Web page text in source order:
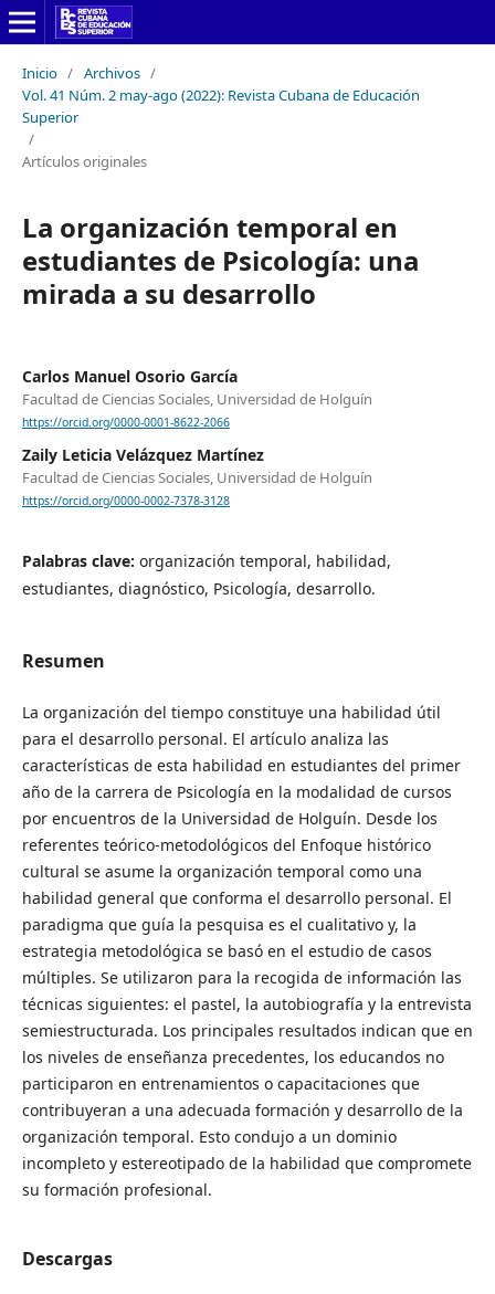
Inicio / Archivos /
Vol. 41 Núm. 2 may-ago (2022): Revista Cubana de Educación
Superior
/
Artículos originales
La organización temporal en
estudiantes de Psicología: una
mirada a su desarrollo
Carlos Manuel Osorio García
Facultad de Ciencias Sociales, Universidad de Holguín
https://orcid.org/0000-0001-8622-2066
Zaily Leticia Velázquez Martínez
Facultad de Ciencias Sociales, Universidad de Holguín
https://orcid.org/0000-0002-7378-3128
Palabras clave: organización temporal, habilidad,
estudiantes, diagnóstico, Psicología, desarrollo.
Resumen
La organización del tiempo constituye una habilidad útil
para el desarrollo personal. El artículo analiza las
características de esta habilidad en estudiantes del primer
año de la carrera de Psicología en la modalidad de cursos
por encuentros de la Universidad de Holguín. Desde los
referentes teórico-metodológicos del Enfoque histórico
cultural se asume la organización temporal como una
habilidad general que conforma el desarrollo personal. El
paradigma que guía la pesquisa es el cualitativo y, la
estrategia metodológica se basó en el estudio de casos
múltiples. Se utilizaron para la recogida de información las
técnicas siguientes: el pastel, la autobiografía y la entrevista
semiestructurada. Los principales resultados indican que en
los niveles de enseñanza precedentes, los educandos no
participaron en entrenamientos o capacitaciones que
contribuyeran a una adecuada formación y desarrollo de la
organización temporal. Esto condujo a un dominio
incompleto y estereotipado de la habilidad que compromete
su formación profesional.
Descargas